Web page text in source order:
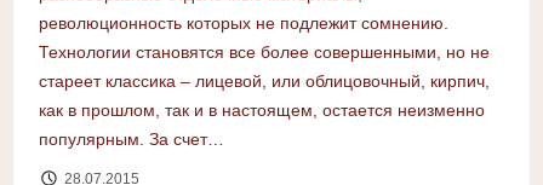
революционность которых не подлежит сомнению.
Технологии становятся все более совершенными, но не
стареет классика – лицевой, или облицовочный, кирпич,
как в прошлом, так и в настоящем, остается неизменно
популярным. За счет…
28.07.2015